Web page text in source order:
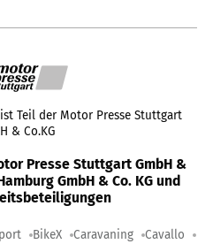
ist Teil der Motor Presse Stuttgart
& Co.KG
Presse Stuttgart GmbH &
GmbH & Co. KG und
BikeX Caravaning Cavallo